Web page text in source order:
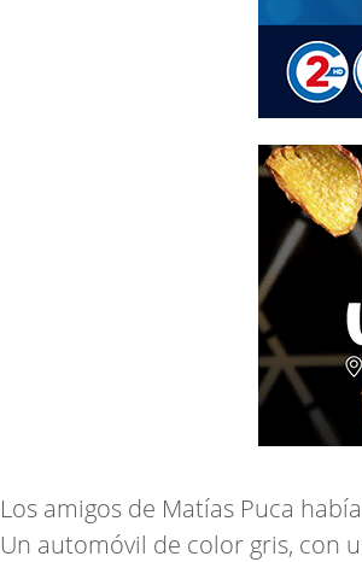
Los amigos de Matías Puca
Un automóvil de color gris, con